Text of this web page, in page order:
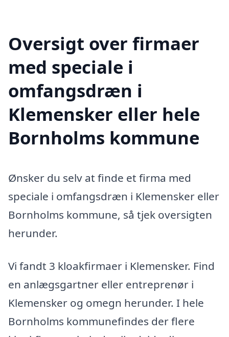
Oversigt over firmaer
med speciale i
omfangsdræn i
Klemensker eller hele
Bornholms kommune
Ønsker du selv at finde et firma med
speciale i omfangsdræn i Klemensker eller
Bornholms kommune, så tjek oversigten
herunder.
Vi fandt 3 kloakfirmaer i Klemensker. Find
en anlægsgartner eller entreprenør i
Klemensker og omegn herunder. I hele
Bornholms kommunefindes der flere